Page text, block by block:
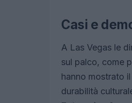
Casi e
A Las Vegas le
sul palco, come
hanno mostrato
durabilità